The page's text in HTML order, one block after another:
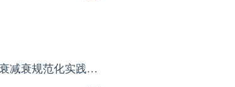
多发性创伤患者围手术期凝血功能监测与管理 | 防衰减衰规范化实践（25）